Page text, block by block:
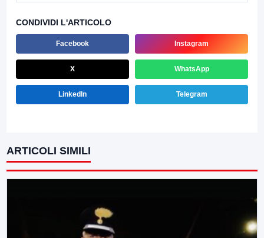
CONDIVIDI L'ARTICOLO
Facebook Instagram
X WhatsApp
LinkedIn Telegram
ARTICOLI SIMILI